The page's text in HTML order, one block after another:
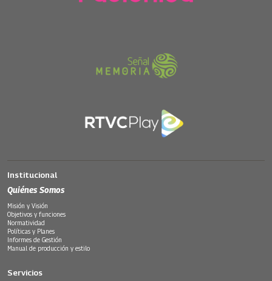
Institucional
Quiénes Somos
Misión y Visión
Objetivos y funciones
Normatividad
Políticas y Planes
Informes de Gestión
Manual de producción y estilo
Servicios